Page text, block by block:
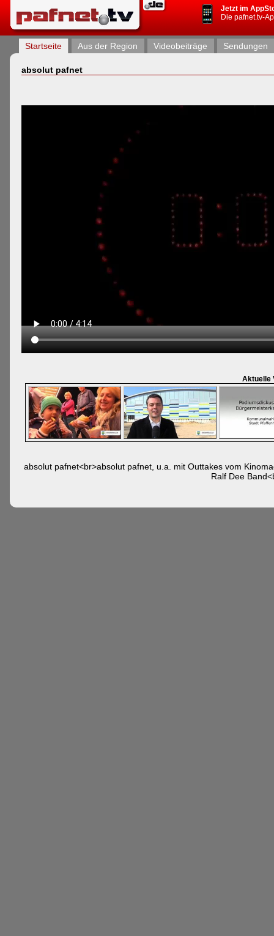
Jetzt im
Die pafnet.tv-
Startseite Aus der Region Videobeiträge Sendungen
absolut pafnet
Aktuelle
absolut pafnet<br>absolut pafnet, u.a. mit Outtakes vom
Ralf Dee